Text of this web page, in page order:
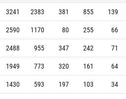
3241 2383 381 855
139
2590 1170 80 255
66
2488 955 347 242
71
1949 773 320 161
64
1430 593 197 103
34